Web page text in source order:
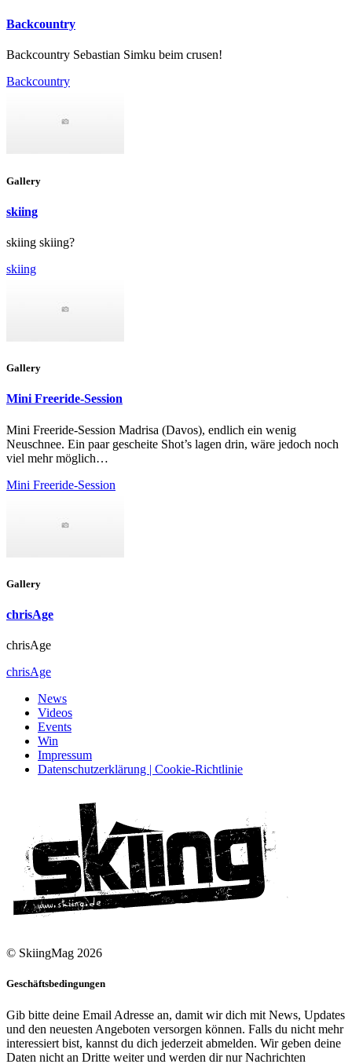
Backcountry
Backcountry Sebastian Simku beim crusen!
Backcountry
Gallery
skiing
skiing skiing?
skiing
Gallery
Mini Freeride-Session
Mini Freeride-Session Madrisa (Davos), endlich ein wenig
Neuschnee. Ein paar gescheite Shot’s lagen drin, wäre jedoch noch
viel mehr möglich…
Mini Freeride-Session
Gallery
chrisAge
chrisAge
chrisAge
News
Videos
Events
Win
Impressum
Datenschutzerklärung | Cookie-Richtlinie
© SkiingMag 2026
Geschäftsbedingungen
Gib bitte deine Email Adresse an, damit wir dich mit News, Updates
und den neuesten Angeboten versorgen können. Falls du nicht mehr
interessiert bist, kannst du dich jederzeit abmelden. Wir geben deine
Daten nicht an Dritte weiter und werden dir nur Nachrichten